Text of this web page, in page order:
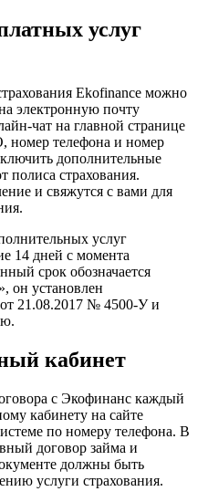
услуг
Ekofinance можно
электронную почту
чат на главной странице
телефона и номер
дополнительные
полиса страхования.
и свяжутся с вами для
услуг
14 дней с момента
срок обозначается
он установлен
21.08.2017 № 4500-У и
кабинет
с Экофинанс каждый
кабинету на сайте
по номеру телефона. В
договор займа и
должны быть
услуги страхования.